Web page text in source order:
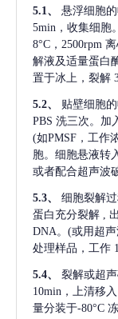
5.1、 悬浮细胞的
5min，收集细胞
8°C，2500rpm
解液及适量蛋白
置于冰上，裂解
5.2、
贴壁细胞
PBS 洗三次。加
(如PMSF，工作
胞。细胞悬液转
或者配合超声波
5.3、
细胞裂解
蛋白充分裂解 ,
DNA。(或用超声
处理样品，工作
5.4、 裂解或超声
10min，上清移
量分装于-80°C